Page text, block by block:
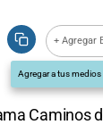
+ Agregar
Agregar a tus
Caminos